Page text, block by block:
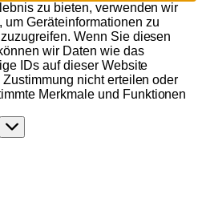
zu bieten, verwenden wir
Geräteinformationen zu
Wenn Sie diesen
wir Daten wie das
IDs auf dieser Website
nicht erteilen oder
Merkmale und Funktionen